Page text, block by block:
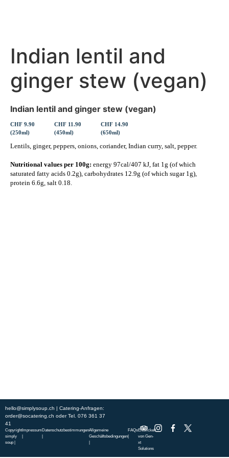
Indian lentil and
ginger stew (vegan)
Indian lentil and ginger stew (vegan)
CHF 9.90
(250ml)
CHF 11.90
(450ml)
CHF 14.90
(650ml)
Lentils, ginger, peppers, onions, coriander, Indian curry, salt, pepper.
Nutritional values per 100g: energy 97cal/407 kJ, fat 1g (of which
saturated fatty acids 0.2g), carbohydrates 12.9g (of which sugar 1g),
protein 6.6g, salt 0.18.
hello@simplysoup.ch | Catering-Anfragen:
order@socatering.ch oderTel. 076 361 37
41
Copyright
simply
soup |
ImpressumDatenschutzbestimmungenAllgemeine
Geschäftsbedingungen
FAQsEntwickelt
von Gen-
xt
Solutions